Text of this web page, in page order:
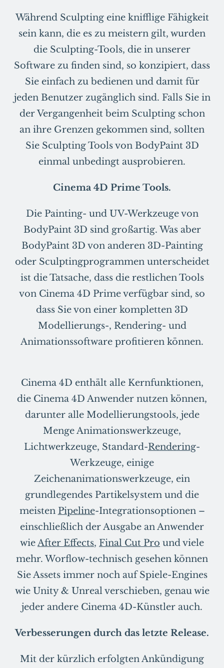
Während Sculpting eine knifflige Fähigkeit
sein kann, die es zu meistern gilt, wurden
die Sculpting-Tools, die in unserer
Software zu finden sind, so konzipiert, dass
Sie einfach zu bedienen und damit für
jeden Benutzer zugänglich sind. Falls Sie in
der Vergangenheit beim Sculpting schon
an ihre Grenzen gekommen sind, sollten
Sie Sculpting Tools von BodyPaint 3D
einmal unbedingt ausprobieren.
Cinema 4D Prime Tools.
Die Painting- und UV-Werkzeuge von
BodyPaint 3D sind großartig. Was aber
BodyPaint 3D von anderen 3D-Painting
oder Sculptingprogrammen unterscheidet
ist die Tatsache, dass die restlichen Tools
von Cinema 4D Prime verfügbar sind, so
dass Sie von einer kompletten 3D
Modellierungs-, Rendering- und
Animationssoftware profitieren können.
Cinema 4D enthält alle Kernfunktionen,
die Cinema 4D Anwender nutzen können,
darunter alle Modellierungstools, jede
Menge Animationswerkzeuge,
Lichtwerkzeuge, Standard-Rendering-
Werkzeuge, einige
Zeichenanimationswerkzeuge, ein
grundlegendes Partikelsystem und die
meisten Pipeline-Integrationsoptionen –
einschließlich der Ausgabe an Anwender
wieAfter Effects, Final Cut Pro und viele
mehr. Worflow-technisch gesehen können
Sie Assets immer noch auf Spiele-Engines
wie Unity & Unreal verschieben, genau wie
jeder andere Cinema 4D-Künstler auch.
Verbesserungen durch das letzte Release.
Mit der kürzlich erfolgten Ankündigung